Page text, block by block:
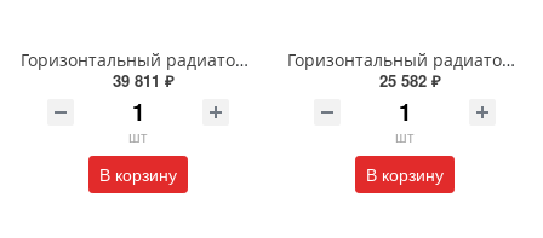
Горизонтальный радиатор с боковым подключением напольный Arbiola Gorizont Liner HZ 91598 250 х 28 см белый
39 811 ₽
шт
В корзину
Горизонтальный радиатор с боковым подключением напольный Arbiola Gorizont Liner HZ 91505 50 х 48 см белый
25 582 ₽
шт
В корзину